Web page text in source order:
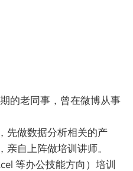
的老同事，曾在微博从事
先做数据分析相关的产
自上阵做培训讲师。
等办公技能方向）培训